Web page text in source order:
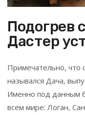
Подогрев
Дастер
Примечательно, что
назывался Дача,
Именно под данным
всем мире: Логан,